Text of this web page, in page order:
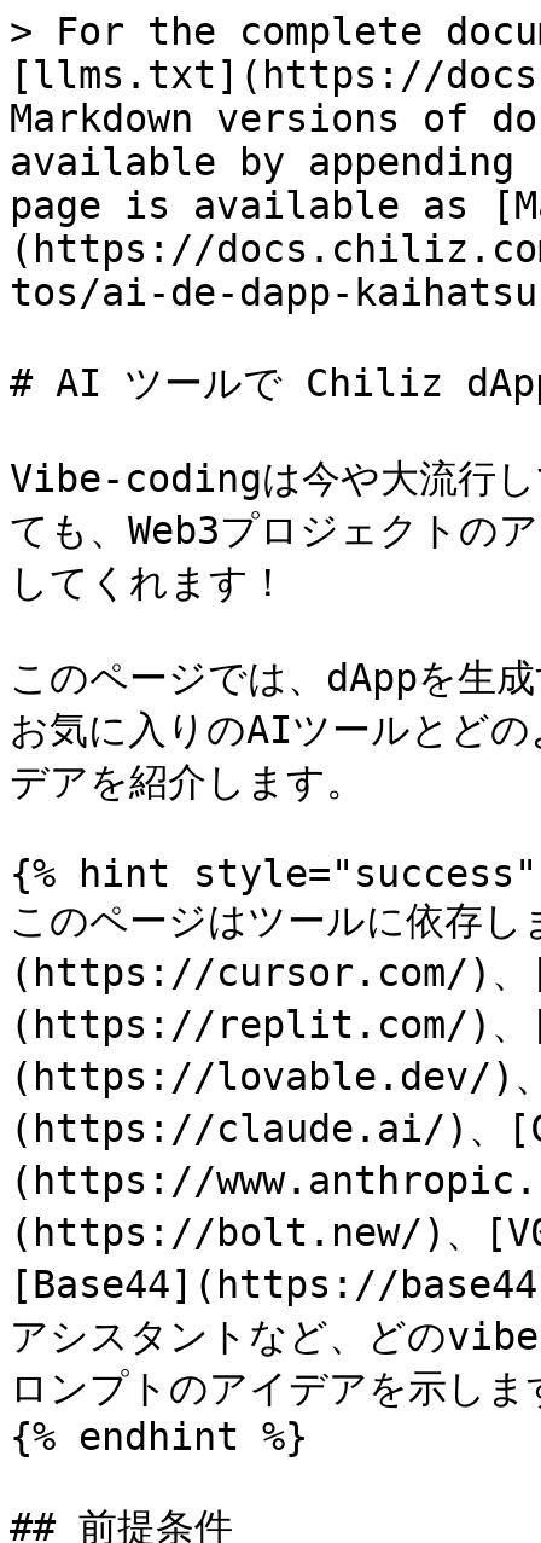
> For the complete
[llms.txt](https://
Markdown versions of
available by
page is available as
(https://
tos/ai-de-dapp-
# AI ツールで Chiliz
Vibe-codingは今や大流行し
ても、Web3プロジェクトの
してくれます！
このページでは、dAppを生
お気に入りのAIツールとど
デアを紹介します。
{% hint style="success"
このページはツールに依存
(https://cursor.com/)
(https://replit.com/)、
(https://lovable.dev/)
(https://claude.ai/)、
(https://
(https://bolt.new/)、
[Base44](https://
アシスタントなど、どの
ロンプトのアイデアを示しま
{% endhint %}
## 前提条件